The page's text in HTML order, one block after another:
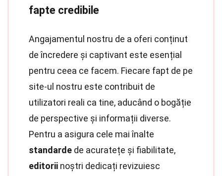
fapte credibile
Angajamentul nostru de a oferi conținut
de încredere și captivant este esențial
pentru ceea ce facem. Fiecare fapt de pe
site-ul nostru este contribuit de
utilizatori reali ca tine, aducând o bogăție
de perspective și informații diverse.
Pentru a asigura cele mai înalte
standarde de acuratețe și fiabilitate,
editorii noștri dedicați revizuiesc